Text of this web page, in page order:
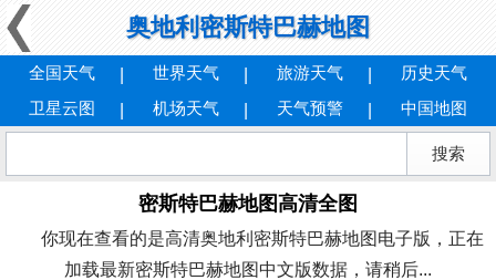
奥地利密斯特巴赫地图
全国天气 世界天气 旅游天气
历史天气
卫星云图
机场天气 天气预警 中国地图
密斯特巴赫地图高清全图
你现在查看的是高清奥地利密斯特巴赫地图电子版，正在
加载最新密斯特巴赫地图中文版数据，请稍后...